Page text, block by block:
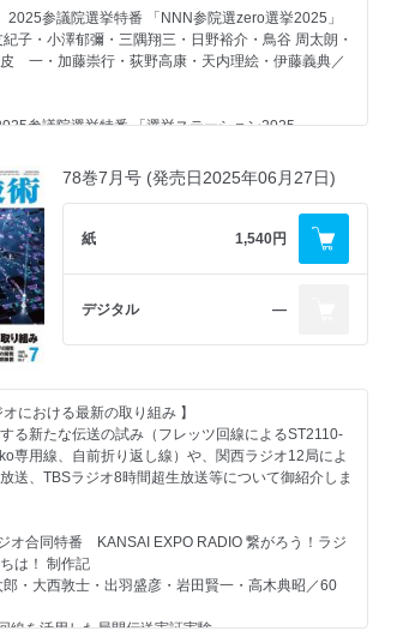
響 現場は色々、楽しく
140
ストによる放送技術の用語解説⑩ （クラウド、オ
PLL、円偏波）
139
納入 ～コンサート等のライブ演出で活躍中～
】
息抜き
98
ー 時は金なり
104
リー サウンドエフェクトセミナー ①
106
アナログレコードクリーニング法
ト ビールの魅力と映像化
を活用した新たな映像演出への取り組み
／87
ックスプラットフォームにおけるリアルタイムオーク
豊田 睦・森脇健太／95
マックスプラットフォームによるCM直前差し替え
谷真広・堀田大貴・山浦洋司／100
設備更新
菜摘・中野鉄平・手林 新・永久保 仁志・小川
年度第91回SOUND EDITING賞ノミネート Dolby
Quiet Place」のサウンド・デザイン
111
ストによる放送技術の用語解説⑦ （フェージング
121
参議院選挙特番 「NNN参院選zero選挙2025」
・小澤郁彌・三隅翔三・日野裕介・鳥谷 周太朗・
一・加藤崇行・荻野高康・天内理絵・伊藤義典／
参議院選挙特番 「選挙ステーション2025」
・川村公基・北村うらん・須賀美怜・小椋 梢・宇
尭／73
参議院選挙特番 「選挙の日2025 太田光が問
当に変わるのか？」
谷雅彦・宮本民雄・斉藤宏司・麦倉良彦・富崎
・萩原謙一・渡邉直嗣・倉若雅司・前田雄貴／85
選挙特番 選挙サテライト2025 ～テレビ東京の技
～
江俊之・太田佳彦・野瀬一成・西 輝・泉 政
子・伊井隼人・竹田栄紀・栗原健斗・多胡天清・近藤
／101
FNN参院選特番 Live選挙サンデー
原拓久・西野孝夫・福岡優紀・久保田 晃司・冨
事 】
地域モータースポーツ用の野外中継車を
78巻7月号 (発売日2025年06月27日)
紙 1,540円
デジタル ―
オにおける最新の取り組み 】
る新たな伝送の試み（フレッツ回線によるST2110-
専用線、自前折り返し線）や、関西ラジオ12局によ
送、TBSラジオ8時間超生放送等について御紹介しま
オ合同特番 KANSAI EXPO RADIO 繋がろう！ラジ
は！ 制作記
・大西敦士・出羽盛彦・岩田賢一・高木典昭／60
線を活用した局間伝送実証実験